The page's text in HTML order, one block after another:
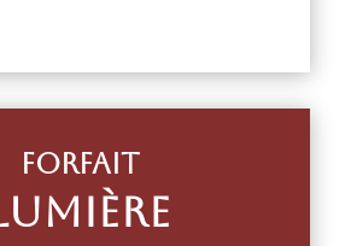
Forfait